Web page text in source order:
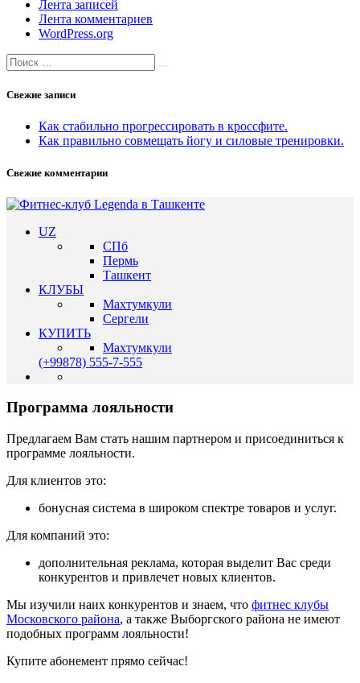
Лента записей
Лента комментариев
WordPress.org
Search
for:
Свежие записи
Как стабильно прогрессировать в кроссфите.
Как правильно совмещать йогу и силовые тренировки.
Свежие комментарии
UZ
СПб
Пермь
Ташкент
КЛУБЫ
Махтумкули
Сергели
КУПИТЬ
Махтумкули
(+99878) 555-7-555
Программа лояльности
Предлагаем Вам стать нашим партнером и присоединиться к
программе лояльности.
Для клиентов это:
бонусная система в широком спектре товаров и услуг.
Для компаний это:
дополнительная реклама, которая выделит Вас среди
конкурентов и привлечет новых клиентов.
Мы изучили наих конкурентов и знаем, что фитнес клубы
Московского района, а также Выборгского района не имеют
подобных программ лояльности!
Купите абонемент прямо сейчас!